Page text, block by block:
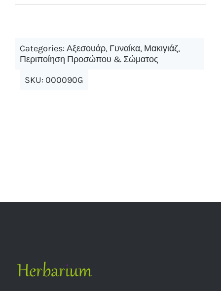
Categories: Αξεσουάρ, Γυναίκα, Μακιγιάζ,
Περιποίηση Προσώπου & Σώματος
SKU: 000090G